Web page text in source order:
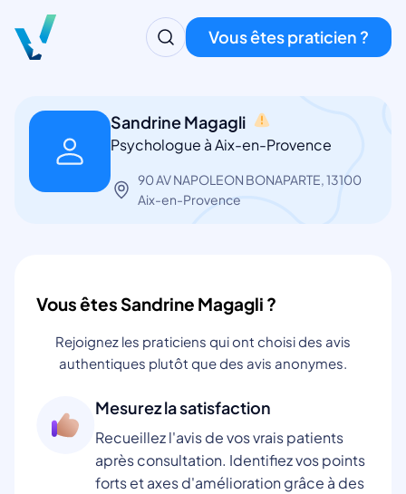
Vous êtes praticien ?
Sandrine Magagli
Psychologue à Aix-en-Provence
90 AV NAPOLEON BONAPARTE, 13100
Aix-en-Provence
Vous êtes Sandrine Magagli ?
Rejoignez les praticiens qui ont choisi des avis
authentiques plutôt que des avis anonymes.
Mesurez la satisfaction
Recueillez l'avis de vos vrais patients
après consultation. Identifiez vos points
forts et axes d'amélioration grâce à des